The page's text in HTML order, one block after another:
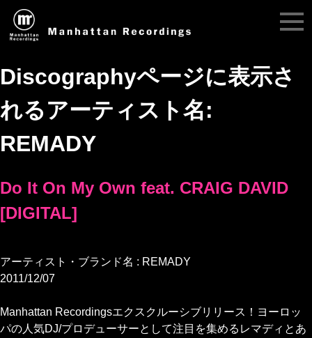
Discographyページに表示さ
れるアーティスト名:
REMADY
Do It On My Own feat. CRAIG DAVID
[DIGITAL]
アーティスト・ブランド名 : REMADY
2011/12/07
Manhattan Recordingsエクスクルーシブリリース！ヨーロッ
パの人気DJ/プロデューサーとして注目を集めるレマディとあ